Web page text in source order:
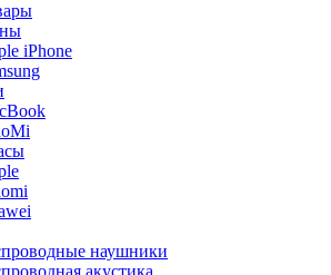
iPhone
наушники
акустика